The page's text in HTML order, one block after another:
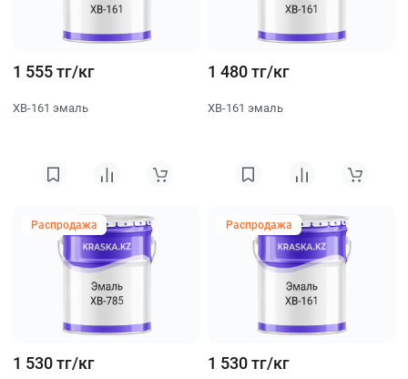
1 555 тг/кг
ХВ-161 эмаль
1 480 тг/кг
ХВ-161 эмаль
Распродажа
1 530 тг/кг
Распродажа
1 530 тг/кг